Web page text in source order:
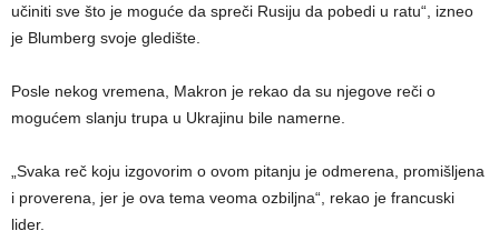
učiniti sve što je moguće da spreči Rusiju da pobedi u ratu“, izneo
je Blumberg svoje gledište.
Posle nekog vremena, Makron je rekao da su njegove reči o
mogućem slanju trupa u Ukrajinu bile namerne.
„Svaka reč koju izgovorim o ovom pitanju je odmerena, promišljena
i proverena, jer je ova tema veoma ozbiljna“, rekao je francuski
lider.